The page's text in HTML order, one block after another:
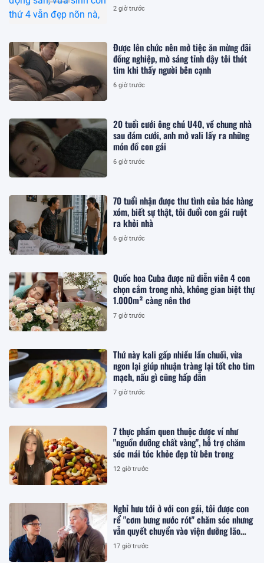
2 giờ trước
Được lên chức nên mở tiệc ăn mừng đãi
đồng nghiệp, mờ sáng tỉnh dậy tôi thót
tim khi thấy người bên cạnh
6 giờ trước
20 tuổi cưới ông chú U40, về chung nhà
sau đám cưới, anh mở vali lấy ra những
món đồ con gái
6 giờ trước
70 tuổi nhận được thư tình của bác hàng
xóm, biết sự thật, tôi đuổi con gái ruột
ra khỏi nhà
6 giờ trước
Quốc hoa Cuba được nữ diễn viên 4 con
chọn cắm trong nhà, không gian biệt thự
1.000m² càng nên thơ
7 giờ trước
Thứ này kali gấp nhiều lần chuối, vừa
ngon lại giúp nhuận tràng lại tốt cho tim
mạch, nấu gì cũng hấp dẫn
7 giờ trước
7 thực phẩm quen thuộc được ví như
"nguồn dưỡng chất vàng", hỗ trợ chăm
sóc mái tóc khỏe đẹp từ bên trong
12 giờ trước
Nghỉ hưu tới ở với con gái, tôi được con
rể "cơm bưng nước rót" chăm sóc nhưng
vẫn quyết chuyển vào viện dưỡng lão
sống
17 giờ trước